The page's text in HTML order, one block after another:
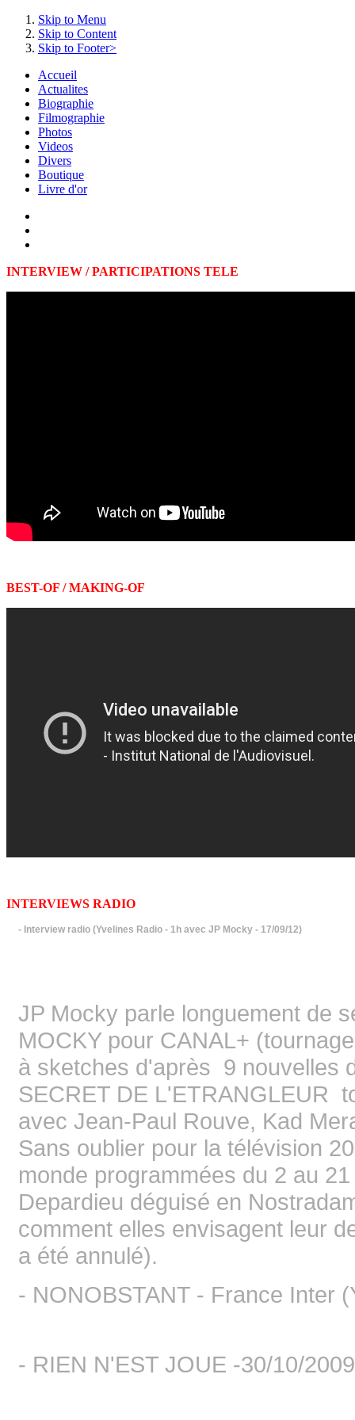
Skip to Menu
Skip to Content
Skip to Footer>
Accueil
Actualites
Biographie
Filmographie
Photos
Videos
Divers
Boutique
Livre d'or
INTERVIEW / PARTICIPATIONS TELE
BEST-OF / MAKING-OF
INTERVIEWS RADIO
- Interview radio (Yvelines Radio - 1h avec JP Mocky - 17/09/12)
JP Mocky parle longuement de
MOCKY pour CANAL+
à sketches d'après 9 nouvelles
SECRET DE L'ETRANGLEUR
avec Jean-Paul Rouve, Kad
Sans oublier pour la télévision
monde programmées du 2 au
Depardieu déguisé en
comment elles envisagent leur
a été annulé).
- NONOBSTANT - France Inter
- RIEN N'EST JOUE -30/10/2009